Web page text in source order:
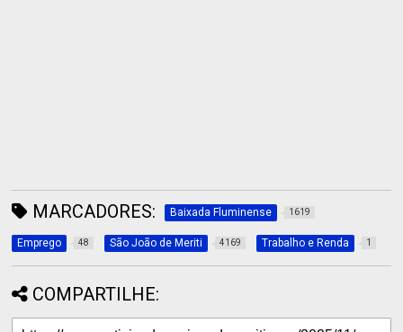
MARCADORES: Baixada Fluminense 1619
Emprego 48 São João de Meriti 4169 Trabalho e Renda 1
COMPARTILHE: